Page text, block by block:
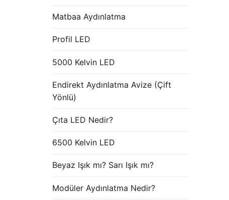
Matbaa Aydınlatma
Profil LED
5000 Kelvin LED
Endirekt Aydınlatma Avize (Çift
Yönlü)
Çıta LED Nedir?
6500 Kelvin LED
Beyaz Işık mı? Sarı Işık mı?
Modüler Aydınlatma Nedir?